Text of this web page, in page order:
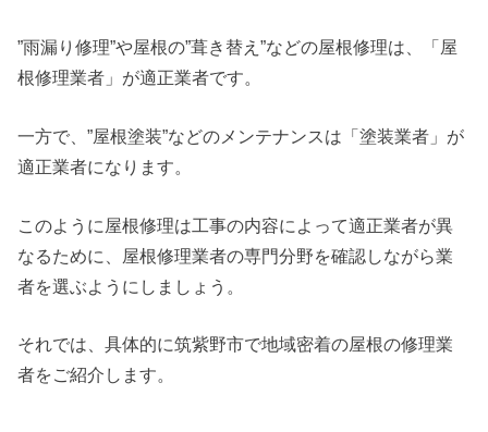
”雨漏り修理”や屋根の”葺き替え”などの屋根修理は、「屋
根修理業者」が適正業者です。
一方で、”屋根塗装”などのメンテナンスは「塗装業者」が
適正業者になります。
このように屋根修理は工事の内容によって適正業者が異
なるために、屋根修理業者の専門分野を確認しながら業
者を選ぶようにしましょう。
それでは、具体的に筑紫野市で地域密着の屋根の修理業
者をご紹介します。